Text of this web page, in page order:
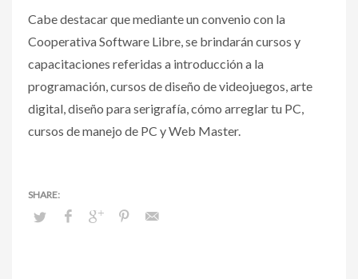
Cabe destacar que mediante un convenio con la
Cooperativa Software Libre, se brindarán cursos y
capacitaciones referidas a introducción a la
programación, cursos de diseño de videojuegos, arte
digital, diseño para serigrafía, cómo arreglar tu PC,
cursos de manejo de PC y Web Master.